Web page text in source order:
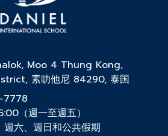
Moo 4 Thung Kong,
素叻他尼 84290, 泰国
7778
（週一至週五）
六、週日和公共假期